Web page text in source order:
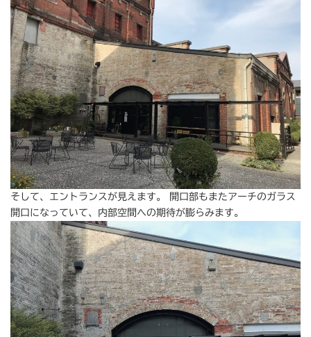
そして、エントランスが見えます。 開口部もまたアーチのガラス
開口になっていて、内部空間への期待が膨らみます。